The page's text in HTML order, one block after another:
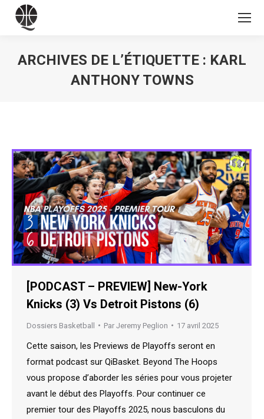
ARCHIVES DE L’ÉTIQUETTE : KARL
ANTHONY TOWNS
[PODCAST – PREVIEW] New-York
Knicks (3) Vs Detroit Pistons (6)
Dossiers Basketball Par Jeremy Peglion 17 avril 2025
Cette saison, les Previews de Playoffs seront en
format podcast sur QiBasket. Beyond The Hoops
vous propose d’aborder les séries pour vous projeter
avant le début des Playoffs. Pour continuer ce
premier tour des Playoffs 2025, nous basculons du